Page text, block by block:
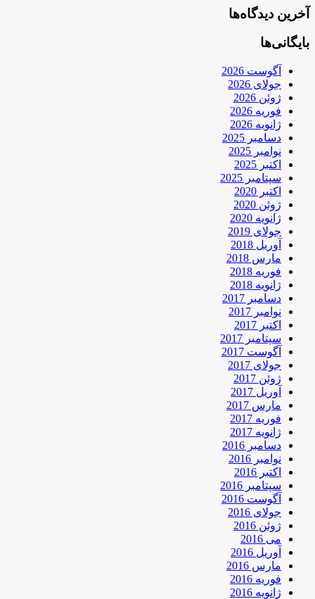
آخرین دیدگاه‌ها
بایگانی‌ها
آگوست 2026
جولای 2026
ژوئن 2026
فوریه 2026
ژانویه 2026
دسامبر 2025
نوامبر 2025
اکتبر 2025
سپتامبر 2025
اکتبر 2020
ژوئن 2020
ژانویه 2020
جولای 2019
آوریل 2018
مارس 2018
فوریه 2018
ژانویه 2018
دسامبر 2017
نوامبر 2017
اکتبر 2017
سپتامبر 2017
آگوست 2017
جولای 2017
ژوئن 2017
آوریل 2017
مارس 2017
فوریه 2017
ژانویه 2017
دسامبر 2016
نوامبر 2016
اکتبر 2016
سپتامبر 2016
آگوست 2016
جولای 2016
ژوئن 2016
می 2016
آوریل 2016
مارس 2016
فوریه 2016
ژانویه 2016